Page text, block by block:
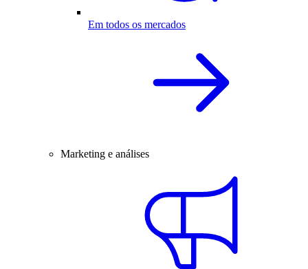
Em todos os mercados
Marketing e análises